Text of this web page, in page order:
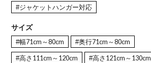
#ジャケットハンガー対応
サイズ
#幅71cm～80cm #奥行71cm～80cm
#高さ111cm～120cm #高さ121cm～130cm